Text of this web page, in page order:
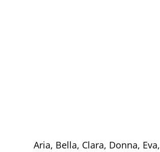
Aria, Bella, Clara, Donna, Eva,